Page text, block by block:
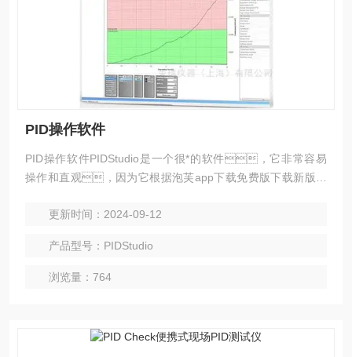
PID操作软件
PID操作软件PIDStudio是一个很*的软件，它非常容易
操作和直观，因为它根据泡芙app下载免费版下载新版用
更新时间：2024-09-12
产品型号：PIDStudio
浏览量：764